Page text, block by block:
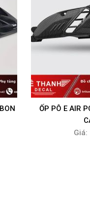
ỐP PÔ E AIR
Giá: